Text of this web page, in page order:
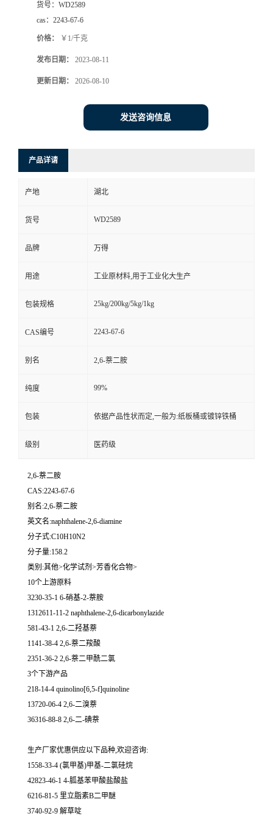
货号： WD2589
cas： 2243-67-6
价格： ￥1/千克
发布日期： 2023-08-11
更新日期： 2026-08-10
发送咨询信息
产品详请
产地 湖北
货号 WD2589
品牌 万得
用途 工业原材料,用于工业化大生产
包装规格 25kg/200kg/5kg/1kg
CAS编号 2243-67-6
别名 2,6-萘二胺
纯度 99%
包装 依据产品性状而定,一般为:纸板桶或镀锌铁桶
级别 医药级
2,6-萘二胺
CAS:2243-67-6
别名:2,6-萘二胺
英文名:naphthalene-2,6-diamine
分子式:C10H10N2
分子量:158.2
类别:其他>化学试剂>芳香化合物>
10个上游原料
3230-35-1 6-硝基-2-萘胺
1312611-11-2 naphthalene-2,6-dicarbonylazide
581-43-1 2,6-二羟基萘
1141-38-4 2,6-萘二羧酸
2351-36-2 2,6-萘二甲酰二氯
3个下游产品
218-14-4 quinolino[6,5-f]quinoline
13720-06-4 2,6-二溴萘
36316-88-8 2,6-二-碘萘
生产厂家优惠供应以下品种,欢迎咨询:
1558-33-4 (氯甲基)甲基-二氯硅烷
42823-46-1 4-胍基苯甲酸盐酸盐
6216-81-5 里立脂素B二甲醚
3740-92-9 解草啶